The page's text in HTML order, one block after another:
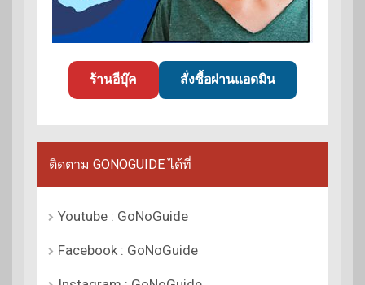
ร้านอีบุ๊ค สั่งซื้อผ่านแอดมิน
ติดตาม GONOGUIDE ได้ที่
Youtube : GoNoGuide
Facebook : GoNoGuide